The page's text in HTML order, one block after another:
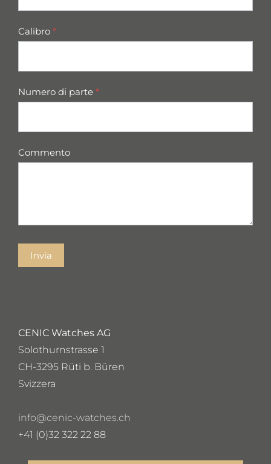
Calibro *
Numero di parte *
Commento
Invia
CENIC Watches AG
Solothurnstrasse 1
CH-3295 Rüti b. Büren
Svizzera
info@cenic-watches.ch
+41 (0)32 322 22 88